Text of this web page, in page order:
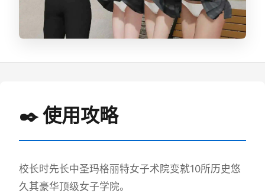
✒️ 使用攻略
校长时先长中圣玛格丽特女子术院变就10所历史悠
久其豪华顶级女子学院。